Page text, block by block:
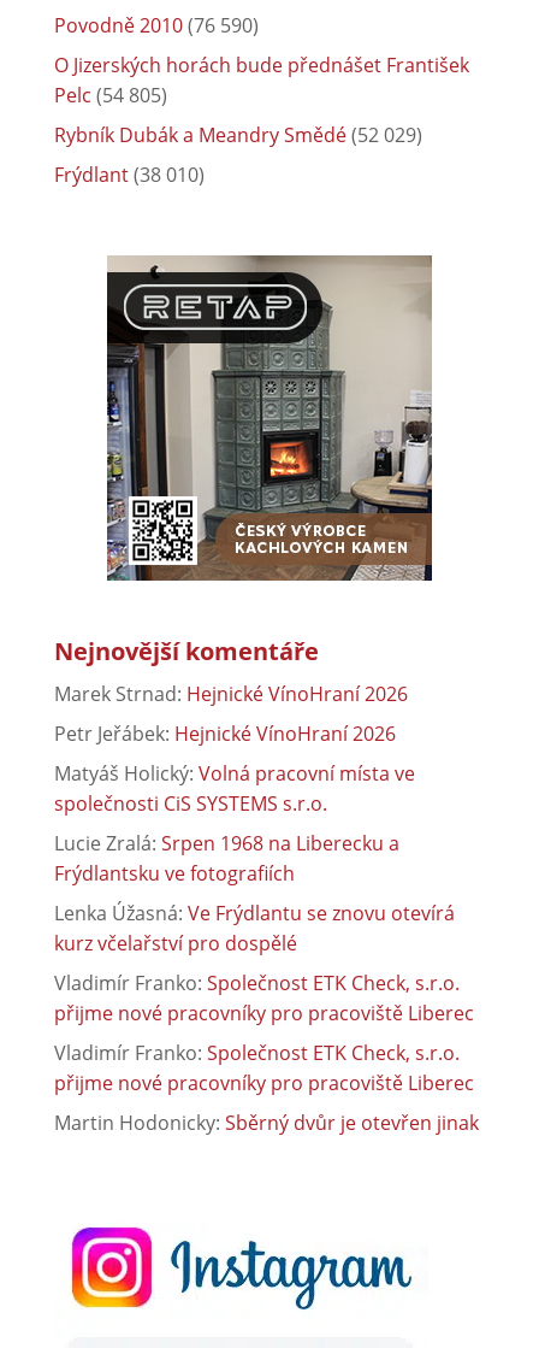
Povodně 2010(76 590)
O Jizerských horách bude přednášet František
Pelc (54 805)
Rybník Dubák a Meandry Smědé(52 029)
Frýdlant(38 010)
Nejnovější komentáře
Marek Strnad: Hejnické VínoHraní 2026
Petr Jeřábek: Hejnické VínoHraní 2026
Matyáš Holický: Volná pracovní místa ve
společnosti CiS SYSTEMS s.r.o.
Lucie Zralá: Srpen 1968 na Liberecku a
Frýdlantsku ve fotografiích
Lenka Úžasná: Ve Frýdlantu se znovu otevírá
kurz včelařství pro dospělé
Vladimír Franko: Společnost ETK Check, s.r.o.
přijme nové pracovníky pro pracoviště Liberec
Vladimír Franko: Společnost ETK Check, s.r.o.
přijme nové pracovníky pro pracoviště Liberec
Martin Hodonicky: Sběrný dvůr je otevřen jinak